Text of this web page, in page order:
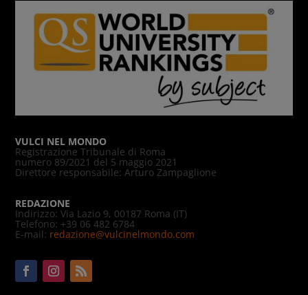
VULCI NEL MONDO
Registrazione Tribunale di Roma
numero 89/2021 del 5 maggio 2021
Direttore responsabile: Arturo Zampaglione
REDAZIONE
Indirizzo: Via Lazio 9, 00187 Roma (IT)
Telefono: +39 06 482 6784
E-mail: redazione@vulcinelmondo.com